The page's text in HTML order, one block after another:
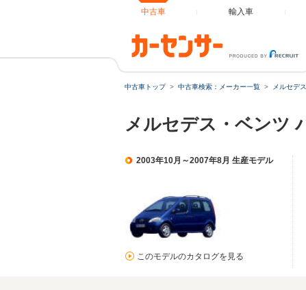
中古車 輸入車
中古車トップ 中古車検索：メーカー一覧 メルセデ
メルセデス・ベンツ
2003年10月～2007年8月 生産モデル
このモデルのカタログを見る